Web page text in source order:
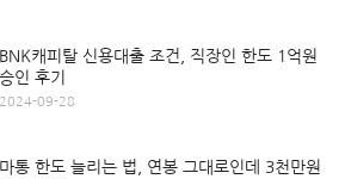
BNK캐피탈 신용대출 조건, 직장인 한도 1억원
승인 후기
2024-09-28
마통 한도 늘리는 법, 연봉 그대로인데 3천만원